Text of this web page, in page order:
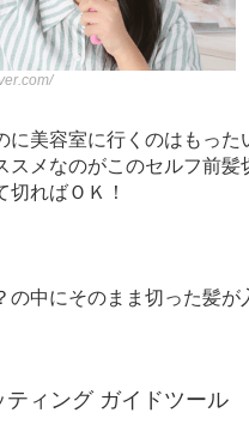
に美容室に行くのはもった
スメなのがこのセルフ前
切ればＯＫ！
の中にそのまま切った髪が
ティング ガイドツール